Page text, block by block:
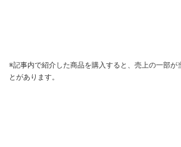
※記事内で紹介した商品を購入すると、売上の一部が
とがあります。